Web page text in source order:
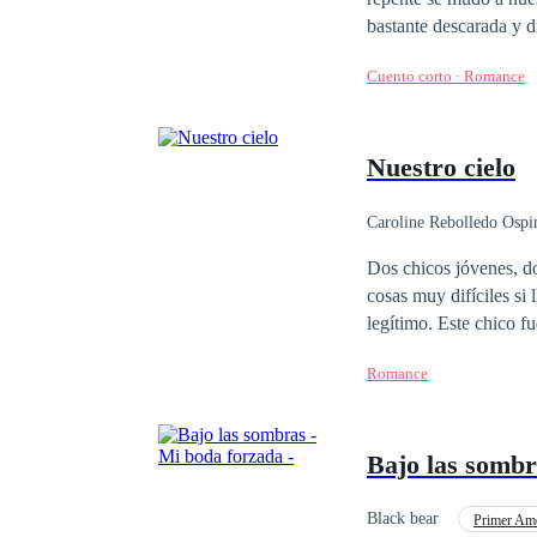
verdadero camino de
bastante descarada y
al grupo familiar:
las sábanas donde
Cuento corto · Romance
Nuestro cielo
Caroline Rebolledo
Dos chicos jóvenes,
cosas muy difíciles si
legítimo. Este chico
vivir con ellos.
Romance
Bajo las
Black bear Primer